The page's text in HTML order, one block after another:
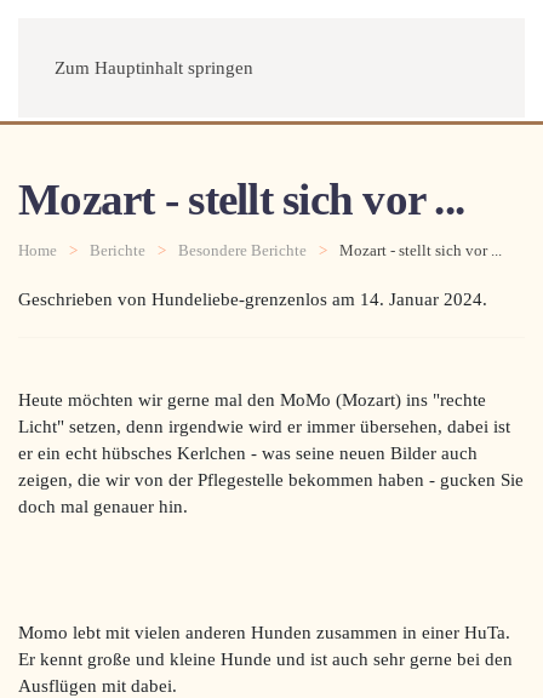
Zum Hauptinhalt springen
Menü
Mozart - stellt sich vor ...
Home Berichte Besondere Berichte Mozart - stellt sich vor ...
Geschrieben von Hundeliebe-grenzenlos am 14. Januar 2024.
Heute möchten wir gerne mal den MoMo (Mozart) ins "rechte
Licht" setzen, denn irgendwie wird er immer übersehen, dabei ist
er ein echt hübsches Kerlchen - was seine neuen Bilder auch
zeigen, die wir von der Pflegestelle bekommen haben - gucken Sie
doch mal genauer hin.
Momo lebt mit vielen anderen Hunden zusammen in einer HuTa.
Er kennt große und kleine Hunde und ist auch sehr gerne bei den
Ausflügen mit dabei.